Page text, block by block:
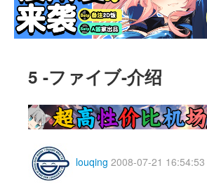
KF Online
5 -ファイブ-介绍
louqing 2008-07-21 16:54:53